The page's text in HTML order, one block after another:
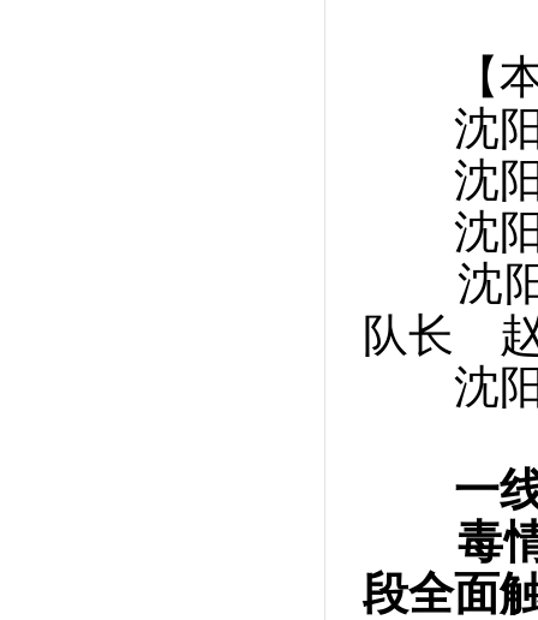
【本
沈阳
沈阳
沈阳
沈阳
队长
沈阳
一
毒情
段全面